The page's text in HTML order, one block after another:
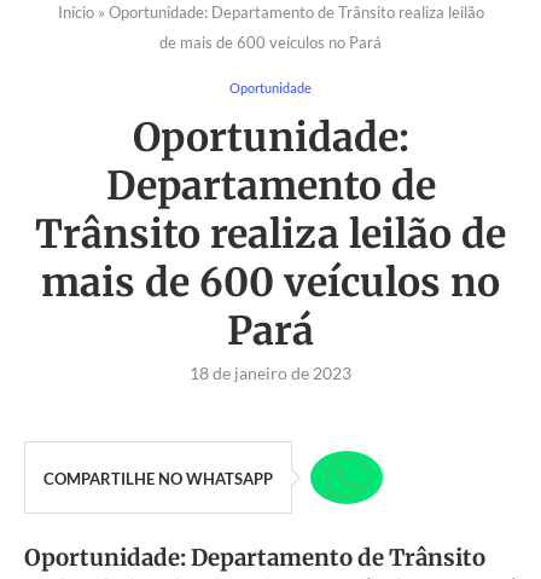
Início» Oportunidade: Departamento de Trânsito realiza leilão
de mais de 600 veículos no Pará
Oportunidade
Oportunidade:
Departamento de
Trânsito realiza leilão de
mais de 600 veículos no
Pará
18 de janeiro de 2023
COMPARTILHE NO WHATSAPP
Oportunidade: Departamento de Trânsito